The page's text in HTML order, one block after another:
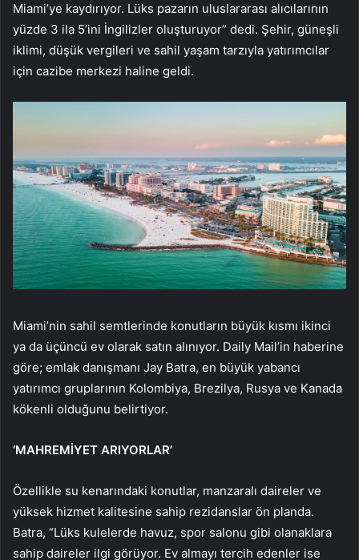
Miami’ye kaydırıyor. Lüks pazarın uluslararası alıcılarının
yüzde 3 ila 5’ini İngilizler oluşturuyor” dedi. Şehir, güneşli
iklimi, düşük vergileri ve sahil yaşam tarzıyla yatırımcılar
için cazibe merkezi haline geldi.
Miami’nin sahil semtlerinde konutların büyük kısmı ikinci
ya da üçüncü ev olarak satın alınıyor. Daily Mail’in haberine
göre; emlak danışmanı Jay Batra, en büyük yabancı
yatırımcı gruplarının Kolombiya, Brezilya, Rusya ve Kanada
kökenli olduğunu belirtiyor.
‘MAHREMİYET ARIYORLAR’
Özellikle su kenarındaki konutlar, manzaralı daireler ve
yüksek hizmet kalitesine sahip rezidanslar ön planda.
Batra, “Lüks kulelerde havuz, spor salonu gibi olanaklara
sahip daireler ilgi görüyor. Ev almayı tercih edenler ise